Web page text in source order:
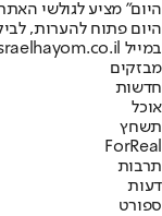
היום" מציע לגולשי
היום פתוח להערות,
במייל hayom@israelhayom.co.il.
מבזקים
חדשות
אוכל
תשחץ
ForReal
תרבות
דעות
ספורט